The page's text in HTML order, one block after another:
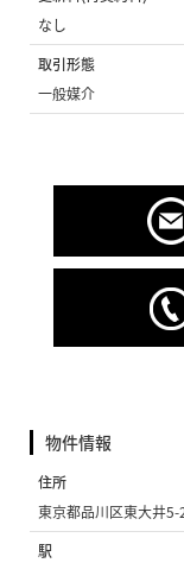
なし
取引形態
一般媒介
物件情報
住所
東京都品川区東大井5-
駅